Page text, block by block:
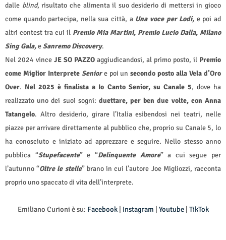
dalle blind, risultato che alimenta il suo desiderio di mettersi in gioco
come quando partecipa, nella sua città, a Una voce per Lodi, e poi ad
altri contest tra cui il Premio Mia Martini, Premio Lucio Dalla, Milano
Sing Gala,eSanremo Discovery.
Nel 2024 vince JE SO PAZZO aggiudicandosi, al primo posto, il Premio
come Miglior Interprete Senior e poi unsecondo posto alla Vela d’Oro
Over. Nel 2025 è finalista a Io Canto Senior, su Canale 5, dove ha
realizzato uno dei suoi sogni: duettare, per ben due volte, con Anna
Tatangelo. Altro desiderio, girare l’Italia esibendosi nei teatri, nelle
piazze per arrivare direttamente al pubblico che, proprio su Canale 5, lo
ha conosciuto e iniziato ad apprezzare e seguire. Nello stesso anno
pubblica “Stupefacente” e “Delinquente Amore” a cui segue per
l’autunno “Oltre le stelle” brano in cui l’autore Joe Migliozzi, racconta
proprio uno spaccato di vita dell’interprete.
Emiliano Curioni è su: Facebook| Instagram | Youtube| TikTok